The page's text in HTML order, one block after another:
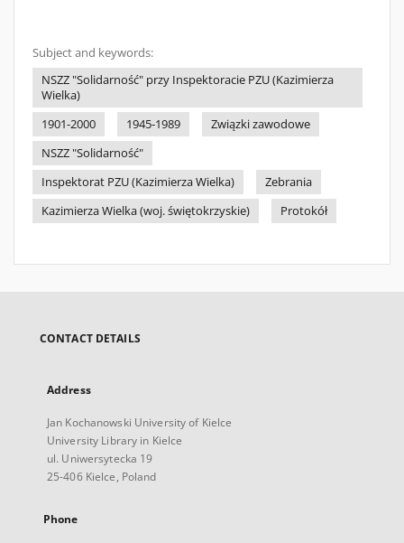
Subject and keywords:
NSZZ "Solidarność" przy Inspektoracie PZU (Kazimierza
Wielka)
1901-2000
1945-1989
Związki zawodowe
NSZZ "Solidarność"
Inspektorat PZU (Kazimierza Wielka)
Zebrania
Kazimierza Wielka (woj. świętokrzyskie)
Protokół
CONTACT DETAILS
Address
Jan Kochanowski University of Kielce
University Library in Kielce
ul. Uniwersytecka 19
25-406 Kielce, Poland
Phone